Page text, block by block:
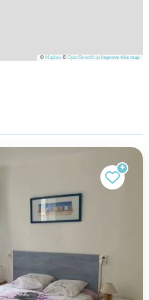
© Mapbox © OpenStreetMap Improve this map